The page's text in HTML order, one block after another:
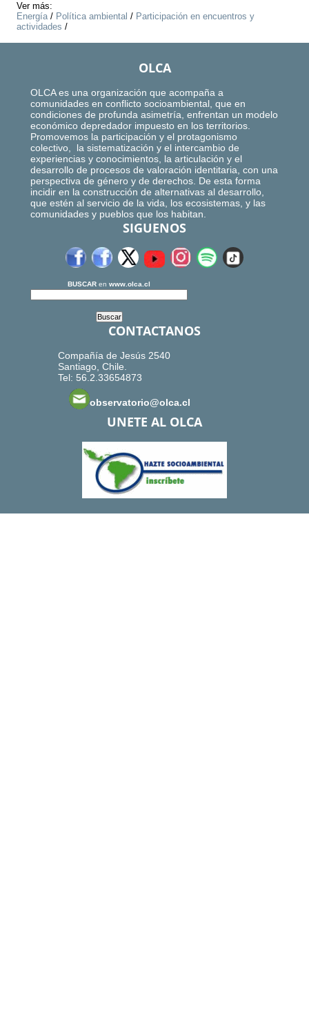
Ver más:
Energía/ Política ambiental / Participación en encuentros y
actividades /
OLCA
OLCA es una organización que acompaña a
comunidades en conflicto socioambiental, que en
condiciones de profunda asimetría, enfrentan un modelo
económico depredador impuesto en los territorios.
Promovemos la participación y el protagonismo
colectivo, la sistematización y el intercambio de
experiencias y conocimientos, la articulación y el
desarrollo de procesos de valoración identitaria, con una
perspectiva de género y de derechos. De esta forma
incidir en la construcción de alternativas al desarrollo,
que estén al servicio de la vida, los ecosistemas, y las
comunidades y pueblos que los habitan.
SIGUENOS
BUSCAR en www.olca.cl
CONTACTANOS
Compañía de Jesús 2540
Santiago, Chile.
Tel: 56.2.33654873
observatorio@olca.cl
UNETE AL OLCA